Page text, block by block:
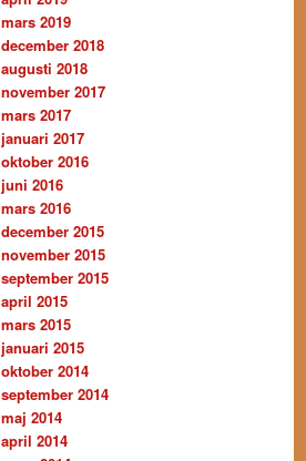
mars 2019
december 2018
augusti 2018
november 2017
mars 2017
januari 2017
oktober 2016
juni 2016
mars 2016
december 2015
november 2015
september 2015
april 2015
mars 2015
januari 2015
oktober 2014
september 2014
maj 2014
april 2014